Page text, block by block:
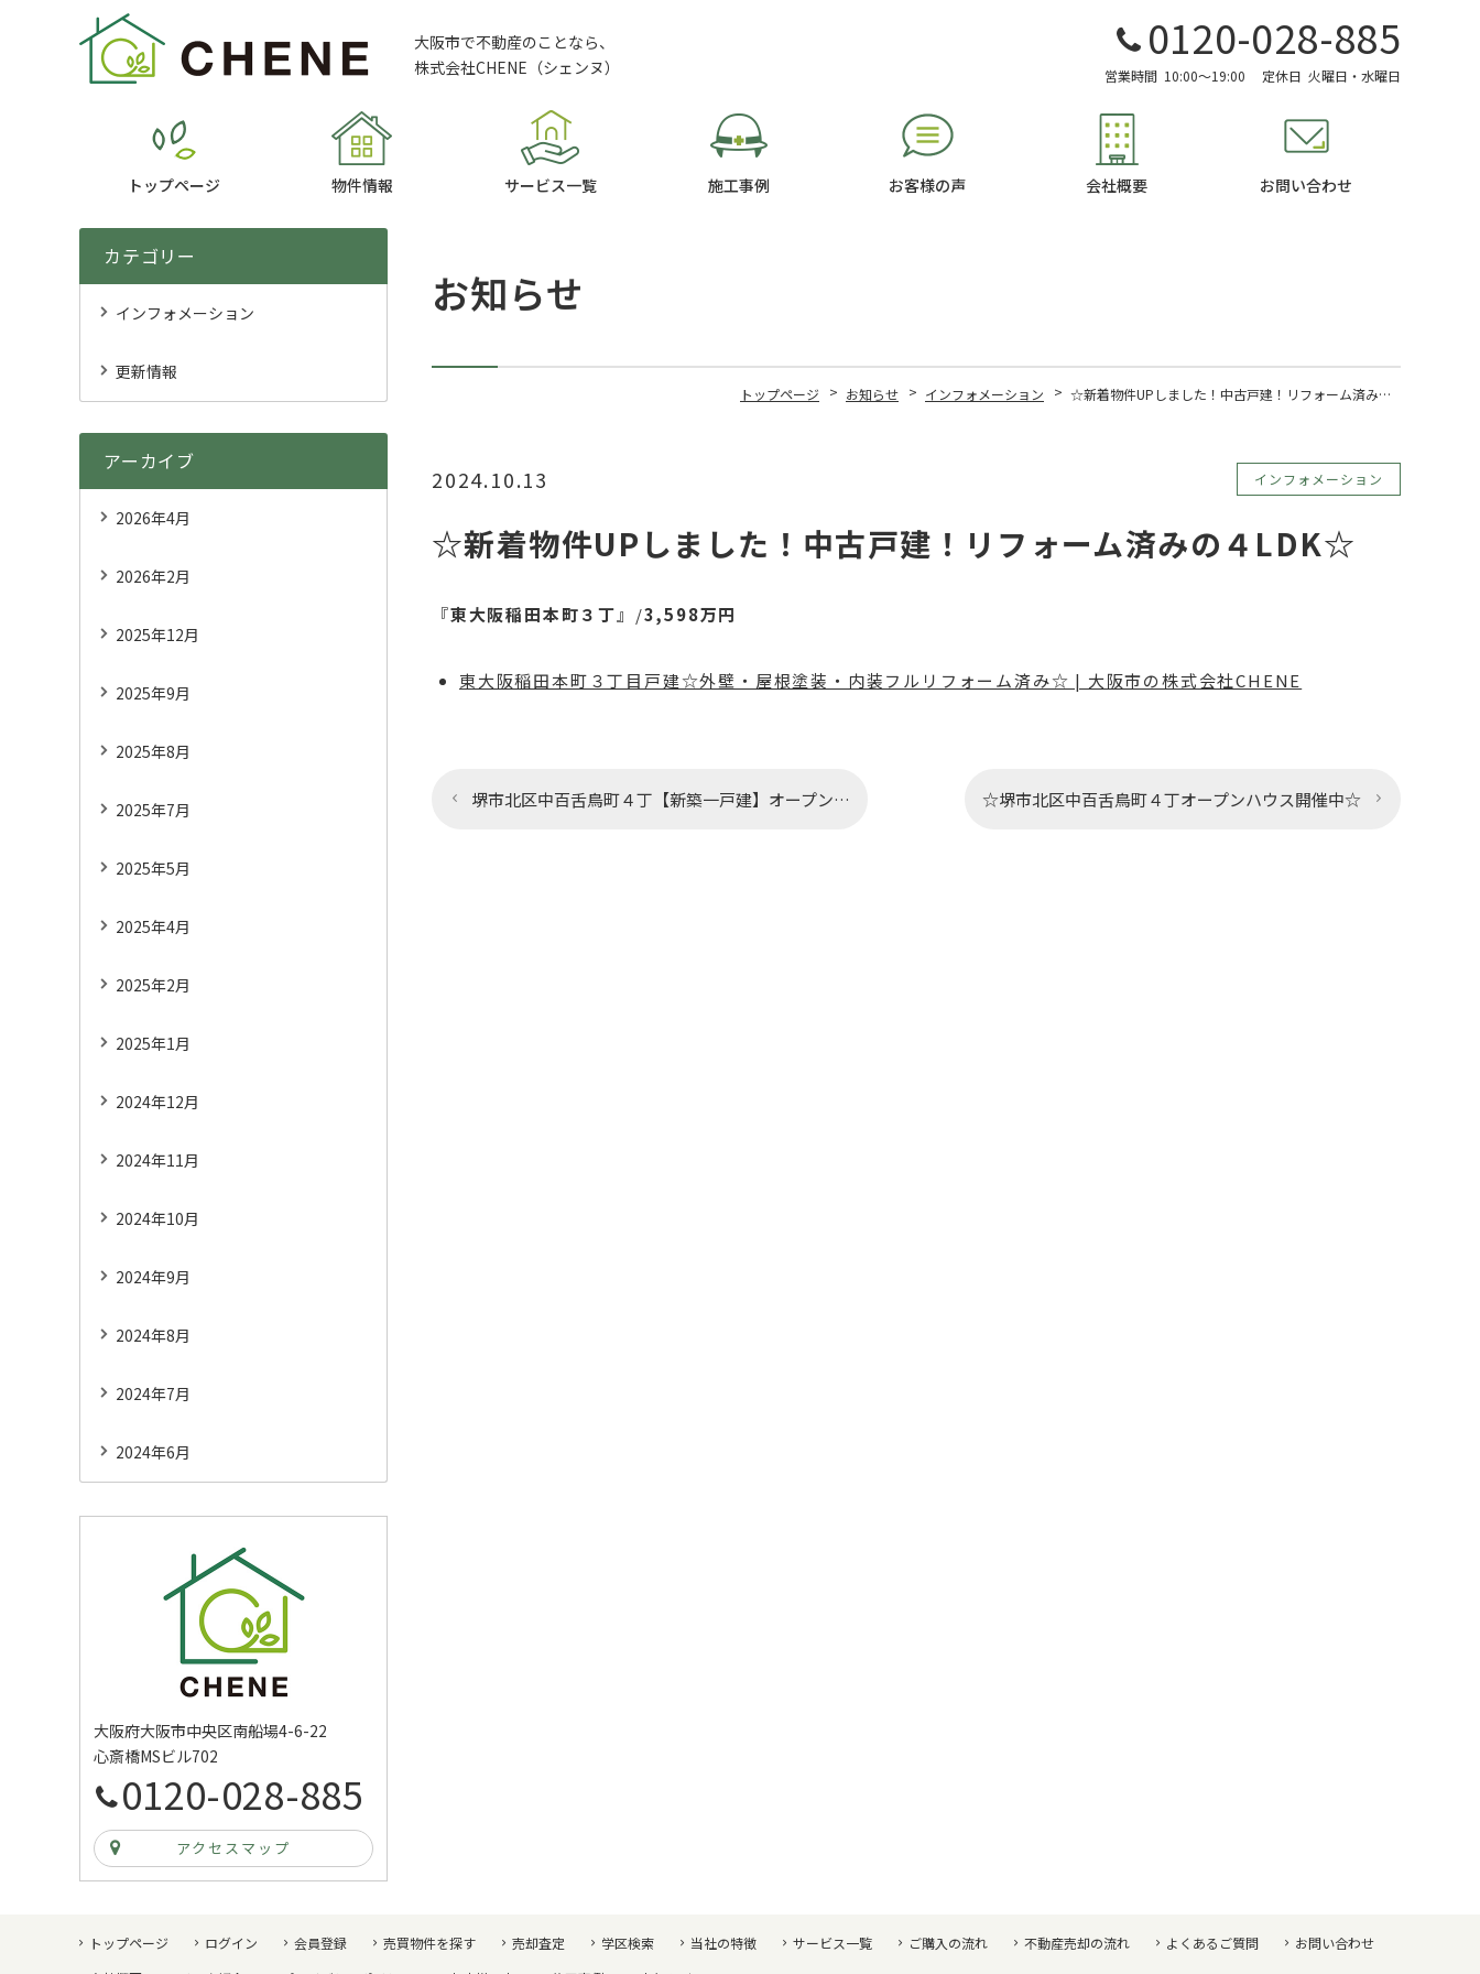
大阪市で不動産のことなら、
株式会社CHENE（シェンヌ）
0120-028-885
営業時間 10:00～19:00 定休日 火曜日・水曜日
トップページ 物件情報 サービス一覧 施工事例 お客様の声 会社概要 お問い合わせ
お知らせ
トップページ お知らせ インフォメーション ☆新着物件UPしました！中古戸建！リフォーム済みの４LDK☆
2024.10.13 インフォメーション
☆新着物件UPしました！中古戸建！リフォーム済みの４LDK☆
『東大阪稲田本町３丁 』/3,598万円
東大阪稲田本町３丁目戸建☆外壁・屋根塗装・内装フルリフォーム済み☆ | 大阪市の株式会社CHENE
堺市北区中百舌鳥町４丁【新築一戸建】オープンハウス開催中！！ ☆堺市北区中百舌鳥町４丁オープンハウス開催中☆
カテゴリー
インフォメーション
更新情報
アーカイブ
2026年4月
2026年2月
2025年12月
2025年9月
2025年8月
2025年7月
2025年5月
2025年4月
2025年2月
2025年1月
2024年12月
2024年11月
2024年10月
2024年9月
2024年8月
2024年7月
2024年6月
大阪府大阪市中央区南船場4-6-22
心斎橋MSビル702
0120-028-885
アクセスマップ
トップページ ログイン 会員登録 売買物件を探す 売却査定 学区検索 当社の特徴 サービス一覧 ご購入の流れ 不動産売却の流れ よくあるご質問
お問い合わせ